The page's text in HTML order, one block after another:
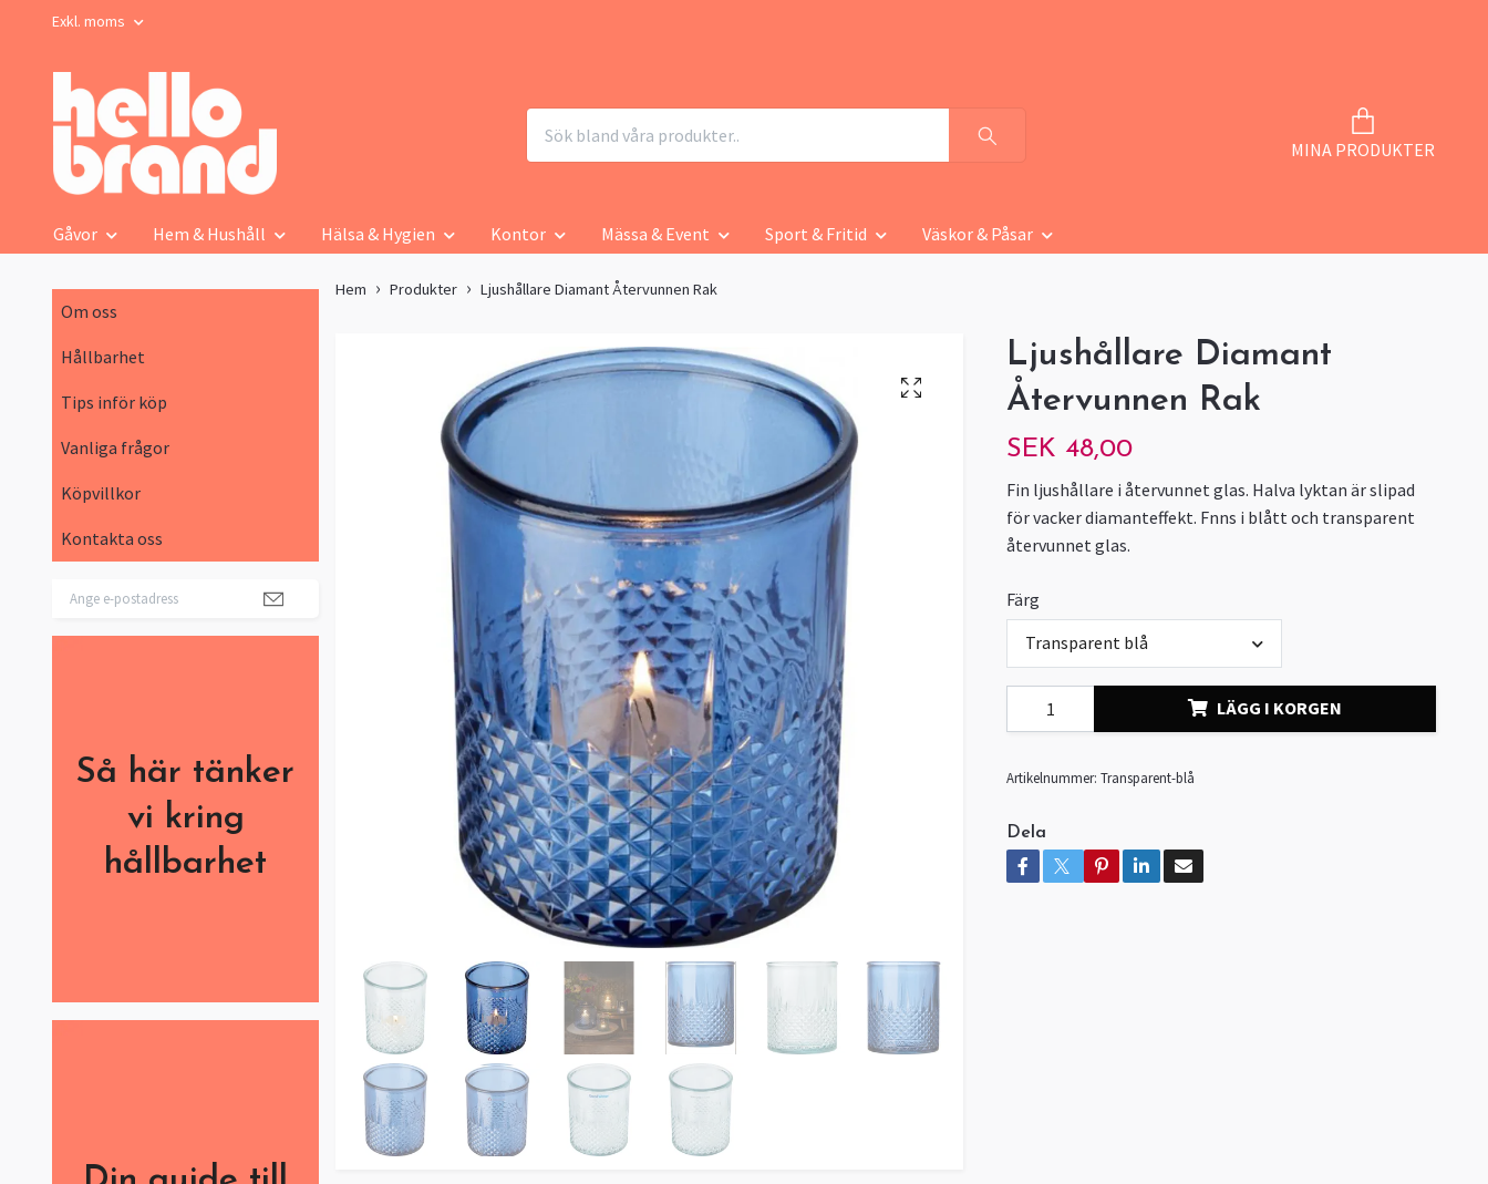
Exkl. moms
MINA PRODUKTER
Gåvor Hem & Hushåll Hälsa & Hygien Kontor Mässa & Event Sport & Fritid Väskor & Påsar
Om oss
Hållbarhet
Tips inför köp
Vanliga frågor
Köpvillkor
Kontakta oss
Så här tänker
vi kring
hållbarhet
Hem Produkter Ljushållare Diamant Återvunnen Rak
Ljushållare Diamant
Återvunnen Rak
SEK 48,00
Fin ljushållare i återvunnet glas. Halva lyktan är slipad
för vacker diamanteffekt. Fnns i blått och transparent
återvunnet glas.
Färg
Transparent blå
LÄGG I KORGEN
Artikelnummer: Transparent-blå
Dela